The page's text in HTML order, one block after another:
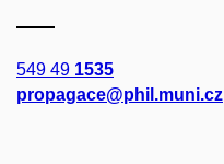
549 49 1535
propagace@phil.muni.cz